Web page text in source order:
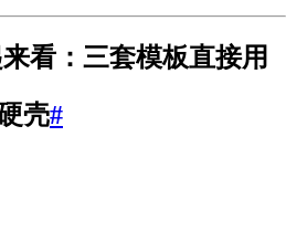
看：三套模板直接用
壳#